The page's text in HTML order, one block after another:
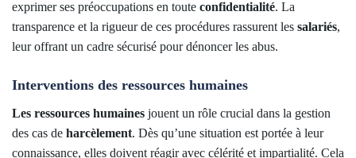
exprimer ses préoccupations en toute confidentialité. La
transparence et la rigueur de ces procédures rassurent les salariés,
leur offrant un cadre sécurisé pour dénoncer les abus.
Interventions des ressources humaines
Les ressources humaines jouent un rôle crucial dans la gestion
des cas de harcèlement. Dès qu’une situation est portée à leur
connaissance, elles doivent réagir avec célérité et impartialité. Cela